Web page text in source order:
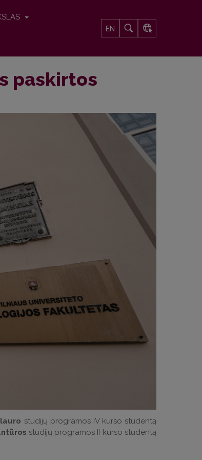
EN
paskirtos
studijų programos IV kurso studentą
studijų programos II kurso studentą